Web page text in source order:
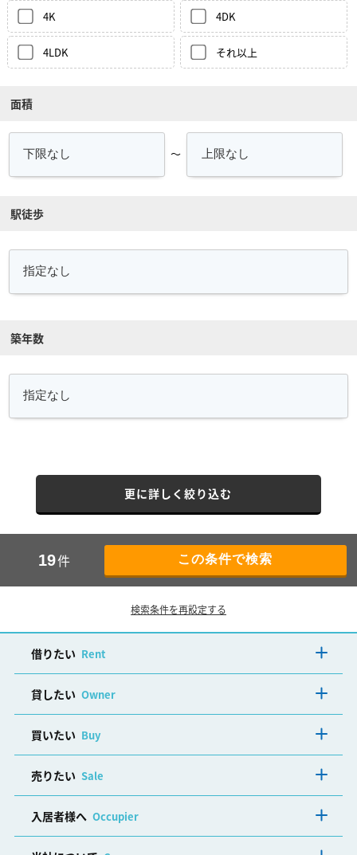
4K 4DK
4LDK それ以上
面積
～
駅徒歩
築年数
更に詳しく絞り込む
19件
検索条件を再設定する
借りたい Rent
貸したい Owner
買いたい Buy
売りたい Sale
入居者様へ Occupier